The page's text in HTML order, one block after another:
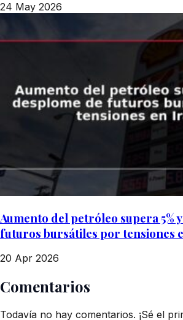
24 May 2026
Aumento del petróleo supera 5%
futuros bursátiles por tensiones
20 Apr 2026
Comentarios
Todavía no hay comentarios. ¡Sé el